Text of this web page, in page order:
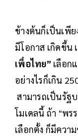
ข้างต้นก็เป็นเพี
มีโอกาส เกิดขึ้น
เพื่อไทย” เลือก
อย่างไรก็เกิน
สามารถเป็นรัฐ
โมเดลนี้ ถ้า "พร
เลือกตั้ง ก็มีควา